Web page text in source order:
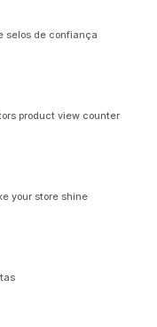
selos de confiança
product view counter
your store shine